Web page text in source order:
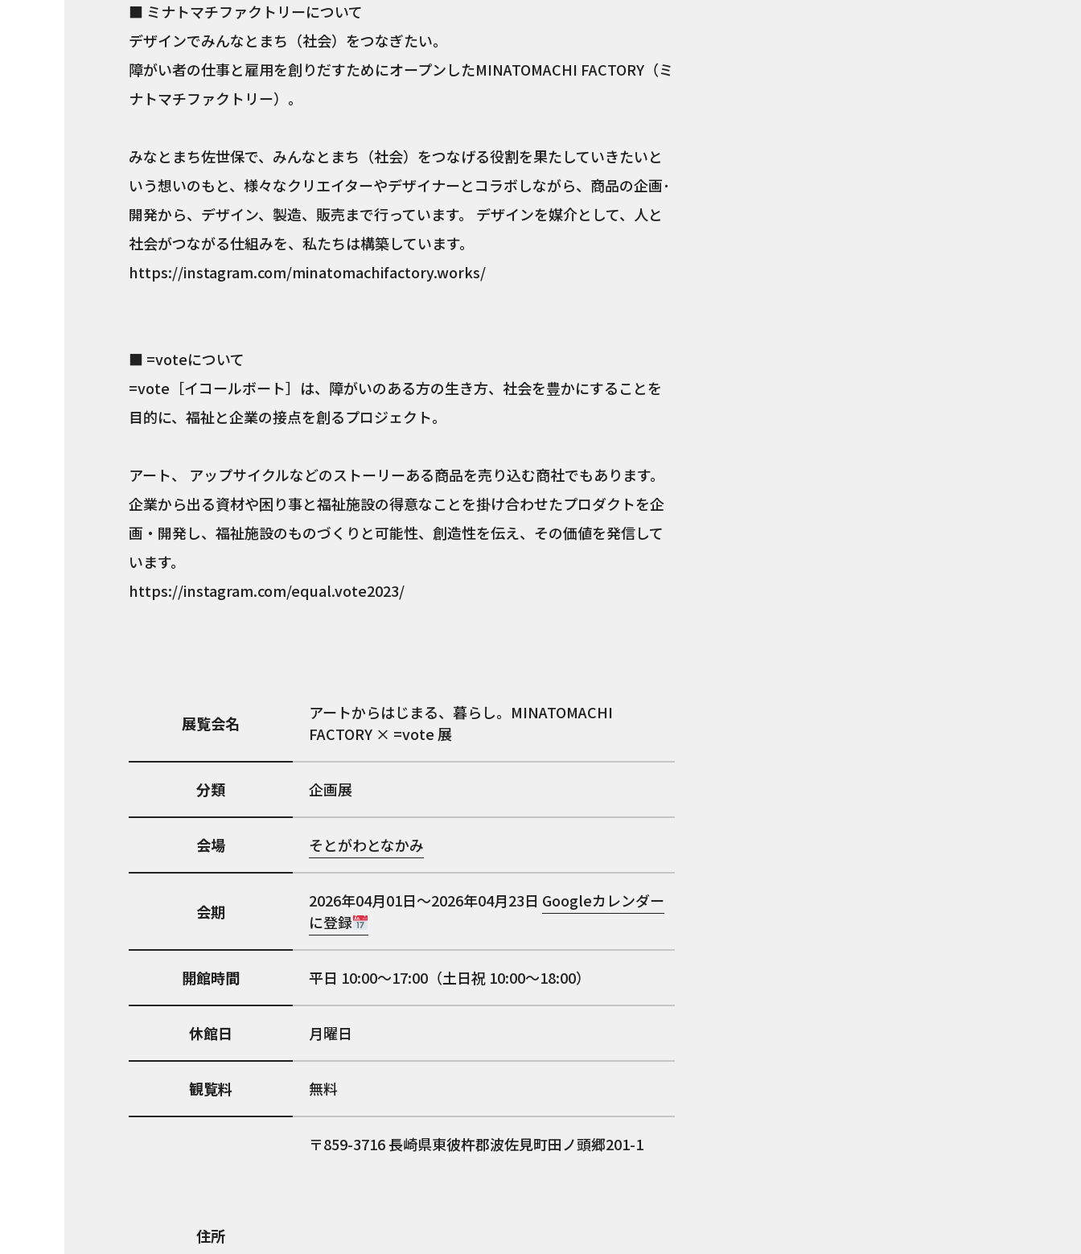
■ ミナトマチファクトリーについて
デザインでみんなとまち（社会）をつなぎたい。
障がい者の仕事と雇用を創りだすためにオープンしたMINATOMACHI FACTORY（ミ
ナトマチファクトリー）。
みなとまち佐世保で、みんなとまち（社会）をつなげる役割を果たしていきたいと
いう想いのもと、様々なクリエイターやデザイナーとコラボしながら、商品の企画･
開発から、デザイン、製造、販売まで行っています。 デザインを媒介として、人と
社会がつながる仕組みを、私たちは構築しています。
https://instagram.com/minatomachifactory.works/
■ =voteについて
=vote［イコールボート］は、障がいのある方の生き方、社会を豊かにすることを
目的に、福祉と企業の接点を創るプロジェクト。
アート、 アップサイクルなどのストーリーある商品を売り込む商社でもあります。
企業から出る資材や困り事と福祉施設の得意なことを掛け合わせたプロダクトを企
画・開発し、福祉施設のものづくりと可能性、創造性を伝え、その価値を発信して
います。
https://instagram.com/equal.vote2023/
展覧会名
アートからはじまる、暮らし。MINATOMACHI
FACTORY × =vote 展
分類 企画展
会場 そとがわとなかみ
会期
2026年04月01日～2026年04月23日 Googleカレンダー
に登録
開館時間 平日 10:00〜17:00（土日祝 10:00〜18:00）
休館日 月曜日
観覧料 無料
住所
859-3716 長崎県東彼杵郡波佐見町田ノ頭郷201-1